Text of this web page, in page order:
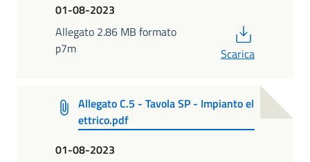
01-08-2023
Allegato 2.86 MB formato
p7m
Scarica
Allegato C.5 - Tavola SP - Impianto el
ettrico.pdf
01-08-2023